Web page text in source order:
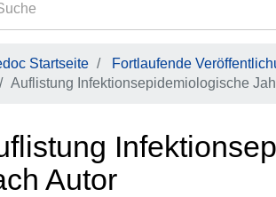
Startseite Fortlaufende
Auflistung Infektionsepidemiologische
Autor